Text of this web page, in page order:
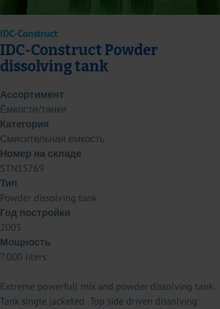
IDC-Construct
IDC-Construct Powder
dissolving tank
Ассортимент
Ёмкости/танки
Категория
Смисительная ёмкость
Номер на складе
STN15769
Тип
Powder dissolving tank
Год постройки
2005
Мощность
7.000 liters
Extreme powerfull mix and powder dissolving tank.
Tank single jacketed . Top side driven dissolving